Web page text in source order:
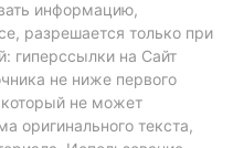
информацию,
разрешается только при
гиперссылки на Сайт
не ниже первого
не может
оригинального текста,